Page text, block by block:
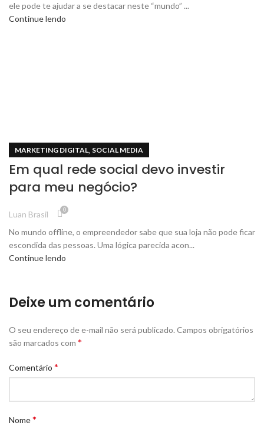
ele pode te ajudar a se destacar neste “mundo” ...
Continue lendo
MARKETING DIGITAL, SOCIAL MEDIA
Em qual rede social devo investir
para meu negócio?
Luan Brasil 0
No mundo offline, o empreendedor sabe que sua loja não pode ficar
escondida das pessoas. Uma lógica parecida acon...
Continue lendo
Deixe um comentário
O seu endereço de e-mail não será publicado. Campos obrigatórios
são marcados com *
Comentário *
Nome*